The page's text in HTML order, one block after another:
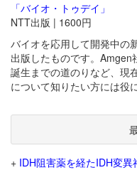
「バイオ・トゥデイ」
NTT出版 | 1600円
バイオを応用して開発中の
出版したものです。Amgen
誕生までの道のりなど、現
について知りたい方には役
+ IDH阻害薬を経たIDH変異